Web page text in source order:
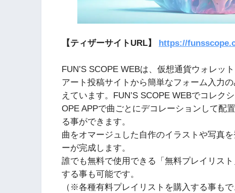
【ティザーサイトURL】 https://
FUN’S SCOPE WEBは、仮想通貨ウォレッ
アート投稿サイトから簡単なフォーム入力
えています。FUN’S SCOPE WEBでコレク
OPE APPで曲ごとにデコレーションして配
る事ができます。
曲をオマージュした自作のイラストや写真
ーが完成します。
誰でも無料で使用できる「無料プレイリス
する事も可能です。
（※各種有料プレイリストを購入する事もで